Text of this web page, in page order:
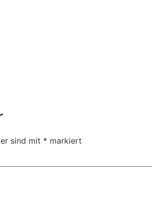
sind mit * markiert